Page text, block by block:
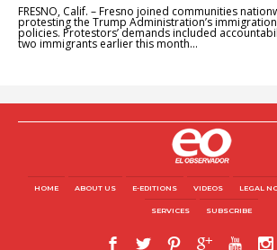
FRESNO, Calif. – Fresno joined communities
protesting the Trump Administration’s
policies. Protestors’ demands included
two immigrants earlier this month...
HOME ABOUT US E-EDITIONS VIDEOS LEGAL
SERVICES SUBSCRIBE